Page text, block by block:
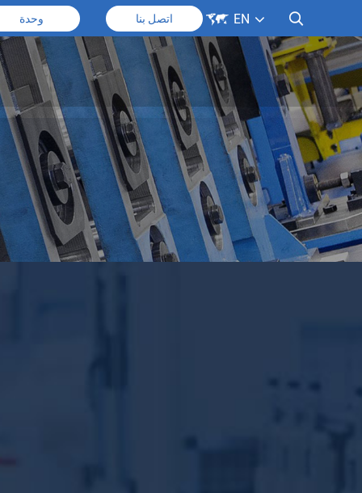

 EN وحدة اتصل بنا